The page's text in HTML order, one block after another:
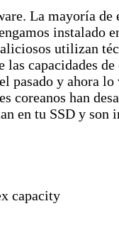
La mayoría de
instalado
utilizan
capacidades
pasado y ahora lo
coreanos han
en tu SSD y son
capacity